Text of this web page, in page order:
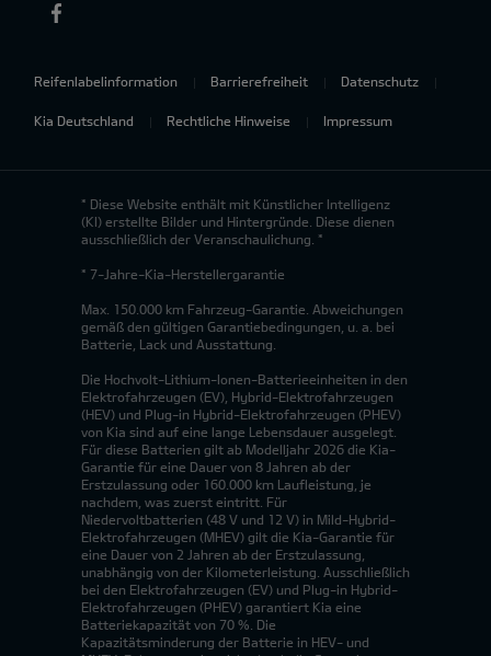
Reifenlabelinformation Barrierefreiheit Datenschutz
Kia Deutschland Rechtliche Hinweise Impressum
* Diese Website enthält mit Künstlicher Intelligenz
(KI) erstellte Bilder und Hintergründe. Diese dienen
ausschließlich der Veranschaulichung. *
* 7-Jahre-Kia-Herstellergarantie
Max. 150.000 km Fahrzeug-Garantie. Abweichungen
gemäß den gültigen Garantiebedingungen, u. a. bei
Batterie, Lack und Ausstattung.
Die Hochvolt-Lithium-Ionen-Batterieeinheiten in den
Elektrofahrzeugen (EV), Hybrid-Elektrofahrzeugen
(HEV) und Plug-in Hybrid-Elektrofahrzeugen (PHEV)
von Kia sind auf eine lange Lebensdauer ausgelegt.
Für diese Batterien gilt ab Modelljahr 2026 die Kia-
Garantie für eine Dauer von 8 Jahren ab der
Erstzulassung oder 160.000 km Laufleistung, je
nachdem, was zuerst eintritt. Für
Niedervoltbatterien (48 V und 12 V) in Mild-Hybrid-
Elektrofahrzeugen (MHEV) gilt die Kia-Garantie für
eine Dauer von 2 Jahren ab der Erstzulassung,
unabhängig von der Kilometerleistung. Ausschließlich
bei den Elektrofahrzeugen (EV) und Plug-in Hybrid-
Elektrofahrzeugen (PHEV) garantiert Kia eine
Batteriekapazität von 70 %. Die
Kapazitätsminderung der Batterie in HEV- und